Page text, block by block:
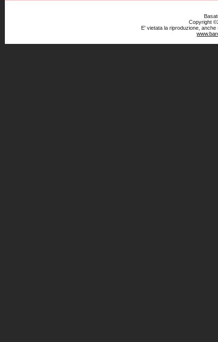
Copyright
E' vietata la riproduzione,